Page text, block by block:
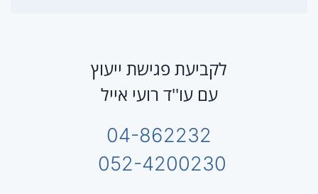
לקביעת פגישת ייעוץ
עם עו''ד רועי אייל
04-862232
052-4200230